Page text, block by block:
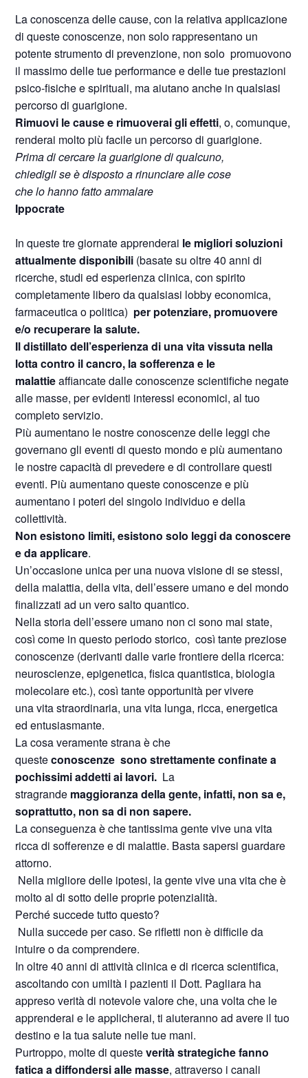
La conoscenza delle cause, con la relativa applicazione
di queste conoscenze, non solo rappresentano un
potente strumento di prevenzione, non solo promuovono
il massimo delle tue performance e delle tue prestazioni
psico-fisiche e spirituali, ma aiutano anche in qualsiasi
percorso di guarigione.
Rimuovi le cause e rimuoverai gli effetti, o, comunque,
renderai molto più facile un percorso di guarigione.
Prima di cercare la guarigione di qualcuno,
chiedigli se è disposto a rinunciare alle cose
che lo hanno fatto ammalare
Ippocrate
In queste tre giornate apprenderai le migliori soluzioni
attualmente disponibili (basate su oltre 40 anni di
ricerche, studi ed esperienza clinica, con spirito
completamente libero da qualsiasi lobby economica,
farmaceutica o politica) per potenziare, promuovere
e/o recuperare la salute.
Il distillato dell’esperienza di una vita vissuta nella
lotta contro il cancro, la sofferenza e le
malattieaffiancate dalle conoscenze scientifiche negate
alle masse, per evidenti interessi economici, al tuo
completo servizio.
Più aumentano le nostre conoscenze delle leggi che
governano gli eventi di questo mondo e più aumentano
le nostre capacità di prevedere e di controllare questi
eventi. Più aumentano queste conoscenze e più
aumentano i poteri del singolo individuo e della
collettività.
Non esistono limiti, esistono solo leggi da conoscere
e da applicare.
Un’occasione unica per una nuova visione di se stessi,
della malattia, della vita, dell’essere umano e del mondo
finalizzati ad un vero salto quantico.
Nella storia dell’essere umano non ci sono mai state,
così come in questo periodo storico, così tante preziose
conoscenze (derivanti dalle varie frontiere della ricerca:
neuroscienze, epigenetica, fisica quantistica, biologia
molecolare etc.), così tante opportunità per vivere
una vita straordinaria, una vita lunga, ricca, energetica
ed entusiasmante.
La cosa veramente strana è che
questeconoscenze sono strettamente confinate a
pochissimi addetti ai lavori. La
stragrande maggioranza della gente, infatti, non sa e,
soprattutto, non sa di non sapere.
La conseguenza è che tantissima gente vive una vita
ricca di sofferenze e di malattie. Basta sapersi guardare
attorno.
Nella migliore delle ipotesi, la gente vive una vita che è
molto al di sotto delle proprie potenzialità.
Perché succede tutto questo?
Nulla succede per caso. Se rifletti non è difficile da
intuire o da comprendere.
In oltre 40 anni di attività clinica e di ricerca scientifica,
ascoltando con umiltà i pazienti il Dott. Pagliara ha
appreso verità di notevole valore che, una volta che le
apprenderai e le applicherai, ti aiuteranno ad avere il tuo
destino e la tua salute nelle tue mani.
Purtroppo, molte di questeverità strategiche fanno
fatica a diffondersi alle masse, attraverso i canali